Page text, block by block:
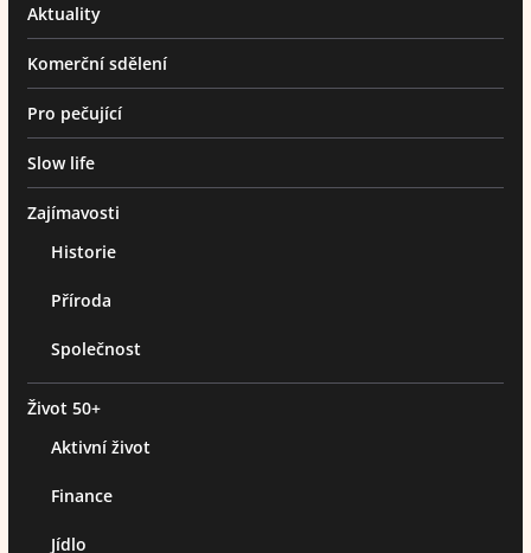
Aktuality
Komerční sdělení
Pro pečující
Slow life
Zajímavosti
Historie
Příroda
Společnost
Život 50+
Aktivní život
Finance
Jídlo